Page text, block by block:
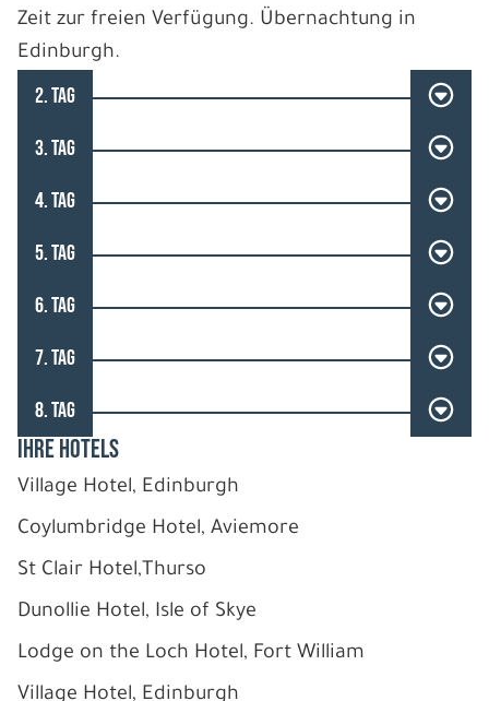
Zeit zur freien Verfügung. Übernachtung in
Edinburgh.
2. TAG
3. TAG
4. TAG
5. TAG
6. TAG
7. TAG
8. TAG
IHRE HOTELS
Village Hotel, Edinburgh
Coylumbridge Hotel, Aviemore
St Clair Hotel,Thurso
Dunollie Hotel, Isle of Skye
Lodge on the Loch Hotel, Fort William
Village Hotel, Edinburgh